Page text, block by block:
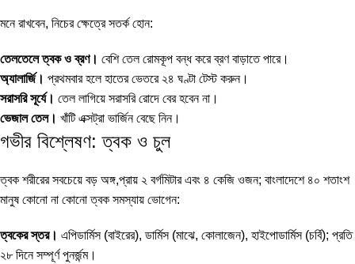
মনে রাখবেন, নিচের ক্ষেত্রে সতর্ক হোন:
তেলতেলে ত্বক ও ব্রণ। বেশি তেল রোমকূপ বন্ধ করে ব্রণ বাড়াতে পারে।
অ্যালার্জি। প্রথমবার হলে হাতের ভেতরে ২৪ ঘণ্টা টেস্ট করুন।
সরাসরি সূর্যে। তেল লাগিয়ে সরাসরি রোদে বের হবেন না।
ভেজাল তেল। খাঁটি এক্সট্রা ভার্জিন বেছে নিন।
গভীর বিশ্লেষণ: ত্বক ও চুল
ত্বক শরীরের সবচেয়ে বড় অঙ্গ,প্রায় ২ বর্গমিটার এবং ৪ কেজি ওজন; বাংলাদেশে ৪০ শতাংশ
মানুষ কোনো না কোনো ত্বক সমস্যায় ভোগেন:
ত্বকের স্তর। এপিডার্মিস (বাইরের), ডার্মিস (মাঝে, কোলাজেন), হাইপোডার্মিস (চর্বি); প্রতি
২৮ দিনে সম্পূর্ণ পুনর্জন্ম।